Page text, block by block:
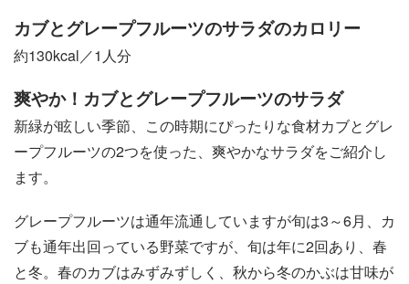
カブとグレープフルーツのサラダのカロリー
約130kcal／1人分
爽やか！カブとグレープフルーツのサラダ
新緑が眩しい季節、この時期にぴったりな食材カブとグレ
ープフルーツの2つを使った、爽やかなサラダをご紹介し
ます。
グレープフルーツは通年流通していますが旬は3～6月、カ
ブも通年出回っている野菜ですが、旬は年に2回あり、春
と冬。春のカブはみずみずしく、秋から冬のかぶは甘味が